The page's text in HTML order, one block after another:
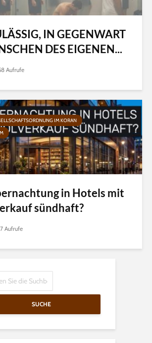
IN GEGENWART
DES EIGENEN...
Aufrufe
IM KORAN
in Hotels mit
sündhaft?
Aufrufe
SUCHE